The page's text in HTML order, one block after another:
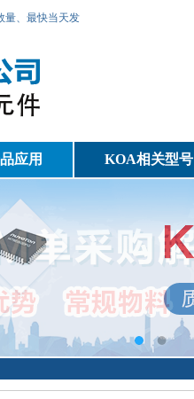
量、最快当天发
应用 KOA相关型号